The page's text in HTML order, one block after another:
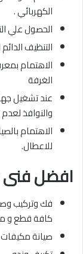
الكهربائي .
الحصول علي
التنظيف
الاهتمام
الغرفة
عند تشغيل
والنوافذ
الاهتمام
للاعطال.
افضل فنى
فك وتركيب
كافة قطع و
صيانة